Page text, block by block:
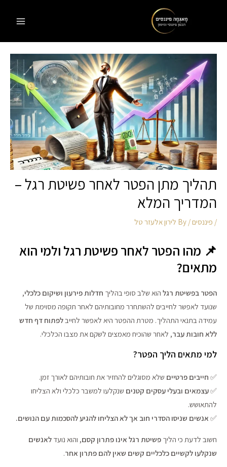
תהליך מתן הפטר לאחר פשיטת רגל –
המדריך המלא
/ פיננסים/ By לירון אלעזר טל
📌 מהו הפטר לאחר פשיטת רגל ולמי הוא
מתאים?
הפטר בפשיטת רגל הוא שלב סופי בהליך חדלות פירעון ושיקום כלכלי,
שנועד לאפשר לחייבים להשתחרר מחובותיהם לאחר תקופה מסוימת של
עמידה בתנאי התהליך. מטרת ההפטר היא לאפשר לחייבלפתוח דף חדש
ללא חובות עבר, לאחר שהוכיח מאמצים לשקם את מצבו הכלכלי.
למי מתאים הליך הפטר?
✅ חייבים פרטיים שלא מסוגלים להחזיר את חובותיהם לאורך זמן.
✅עצמאים ובעלי עסקים קטנים שנקלעו למשבר כלכלי ולא הצליחו
להתאושש.
✅ אנשים שניסו הסדרי חוב אך לא הצליחו להגיע להסכמות עם הנושים.
חשוב לדעת כי הליך פשיטת רגל אינו פתרון קסם, והוא נועד לאנשים
שנקלעו לקשיים כלכליים קשים שאין להם פתרון אחר.